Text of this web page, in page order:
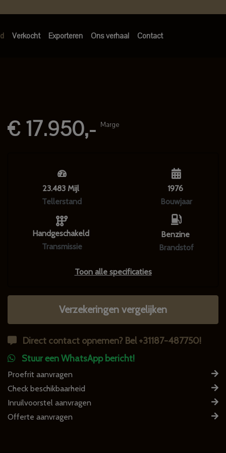
Verkocht Exporteren Ons verhaal Contact
€ 17.950,- Marge
23.483 Mijl
Tellerstand
Handgeschakeld
Transmissie
1976
Bouwjaar
Benzine
Brandstof
Toon alle specificaties
Verzekeringen vergelijken
Direct contact opnemen? Bel +31187-487750!
Stuur een WhatsApp bericht!
Proefrit aanvragen
Check beschikbaarheid
Inruilvoorstel aanvragen
Offerte aanvragen